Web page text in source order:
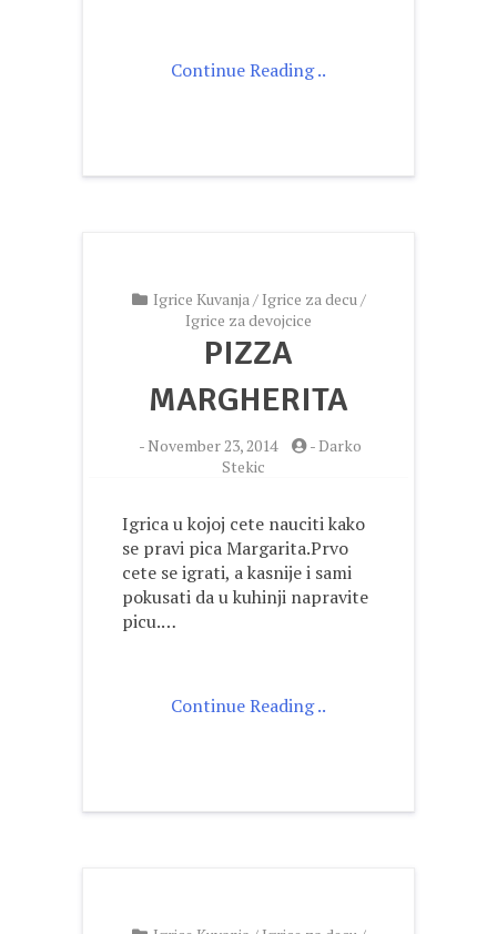
Continue Reading ..
Igrice Kuvanja/ Igrice za decu/
Igrice za devojcice
PIZZA
MARGHERITA
-November 23, 2014 -Darko
Stekic
Igrica u kojoj cete nauciti kako
se pravi pica Margarita.Prvo
cete se igrati, a kasnije i sami
pokusati da u kuhinji napravite
picu.…
Continue Reading ..